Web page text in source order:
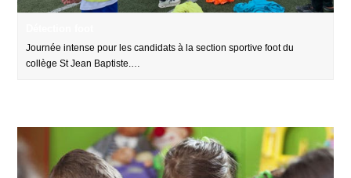
Journée intense pour les candidats à la section sportive foot du
collège St Jean Baptiste.…